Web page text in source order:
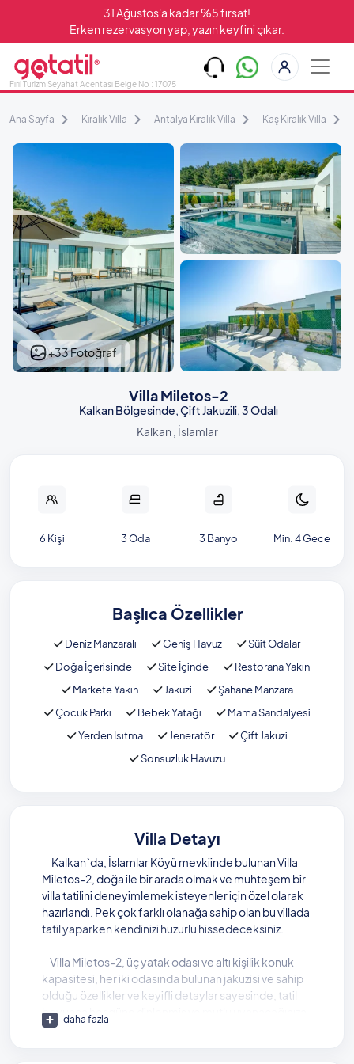
31 Ağustos'a kadar %5 fırsat!
Erken rezervasyon yap, yazın keyfini çıkar.
Fırıl Turizm Seyahat Acentası Belge No : 17075
Ana Sayfa Kiralık Villa Antalya Kiralık Villa Kaş Kiralık Villa
Villa Miletos-2
Kalkan Bölgesinde, Çift Jakuzili, 3 Odalı
Kalkan , İslamlar
+33 Fotoğraf
6 Kişi 3 Oda 3 Banyo Min. 4 Gece
Başlıca Özellikler
Deniz Manzaralı Geniş Havuz
Süit Odalar
Doğa İçerisinde
Site İçinde
Restorana Yakın
Markete Yakın
Jakuzi
Şahane Manzara
Çocuk Parkı
Bebek Yatağı
Mama Sandalyesi
Yerden Isıtma
Jeneratör
Çift Jakuzi
Sonsuzluk Havuzu
Villa Detayı
Kalkan`da, İslamlar Köyü mevkiinde bulunan Villa
Miletos-2, doğa ile bir arada olmak ve muhteşem bir
villa tatilini deneyimlemek isteyenler için özel olarak
hazırlandı. Pek çok farklı olanağa sahip olan bu villada
tatil yaparken kendinizi huzurlu hissedeceksiniz.
Villa Miletos-2, üç yatak odası ve altı kişilik konuk
kapasitesi, her iki odasında bulunan jakuzisi ve sahip
olduğu özellikler ve keyifli detaylar sayesinde, tatil
boyunca her güne dinlenmiş ve mutlu uyanacağınıza
emin olabilirsiniz.
daha fazla